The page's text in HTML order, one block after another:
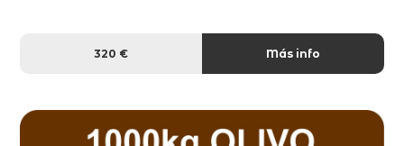
320 € Más info